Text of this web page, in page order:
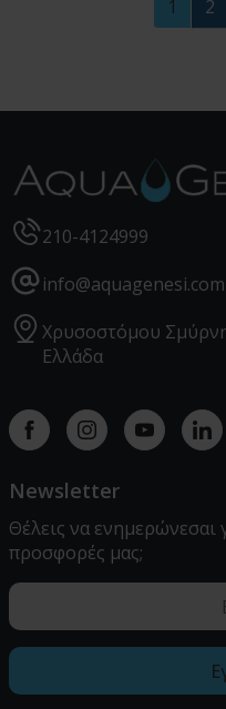
1 2
210-4124999
info@aquagenesi.com
Χρυσοστόμου
Ελλάδα
Facebookinstagramyoutube
Newsletter
Θέλεις να ενημερώνεσαι
προσφορές μας;